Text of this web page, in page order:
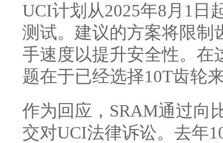
UCI计划从2025年8月1日
测试。建议的方案将限制
手速度以提升安全性。在
题在于已经选择10T齿轮
作为回应，SRAM通过向
交对UCI法律诉讼。去年